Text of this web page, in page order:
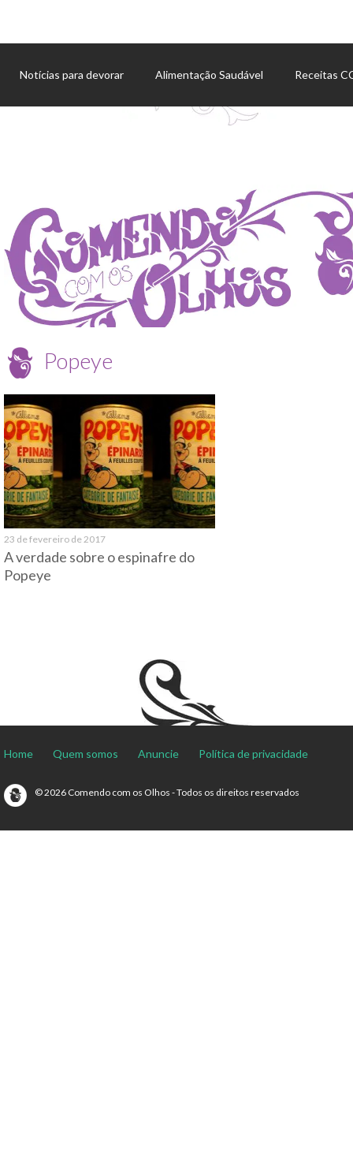
Notícias para devorar Alimentação Saudável Receitas
Popeye
23 de fevereiro de 2017
A verdade sobre o espinafre do
Popeye
Home Quem somos Anuncie Política de privacidade
© 2026 Comendo com os Olhos - Todos os direitos reservados